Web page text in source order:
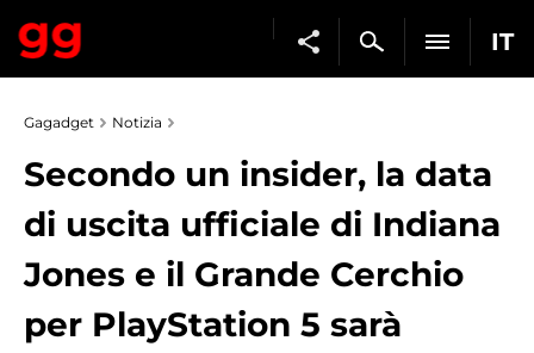
IT
Gagadget Notizia
Secondo un insider, la data
di uscita ufficiale di Indiana
Jones e il Grande Cerchio
per PlayStation 5 sarà